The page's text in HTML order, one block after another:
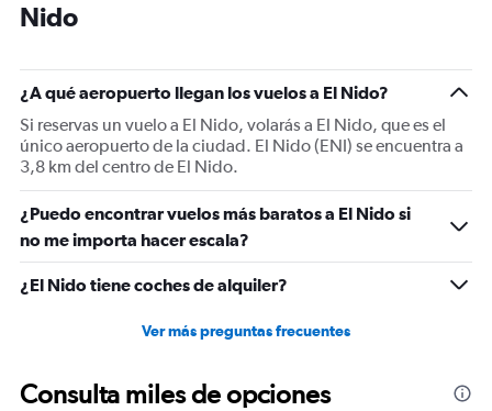
Nido
¿A qué aeropuerto llegan los vuelos a El Nido?
Si reservas un vuelo a El Nido, volarás a El Nido, que es el
único aeropuerto de la ciudad. El Nido (ENI) se encuentra a
3,8 km del centro de El Nido.
¿Puedo encontrar vuelos más baratos a El Nido si
no me importa hacer escala?
¿El Nido tiene coches de alquiler?
Ver más preguntas frecuentes
Consulta miles de opciones